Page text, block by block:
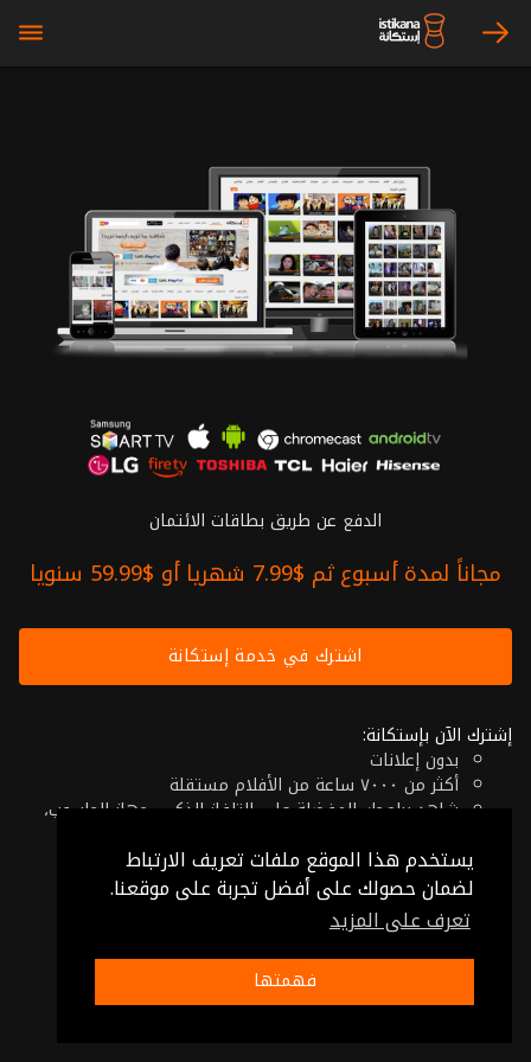
يستخدم هذا الموقع ملفات تعريف الارتباط
لضمان حصولك على أفضل تجربة على موقعنا.
تعرف على المزيد
فهمتها
arrow_right
bars
الدفع عن طريق بطاقات الائتمان
مجاناً لمدة أسبوع ثم $7.99 شهريا أو $59.99 سنويا
اشترك في خدمة إستكانة
إشترك الآن بإستكانة:
بدون إعلانات
أكثر من ٧٠٠٠ ساعة من الأفلام مستقلة
شاهد برامجك المفضلة على التلفاز الذكي، جهاز الحاسوب،
إلغاء في أي وقت
فقط $7.99 شهريا أو $59.99 سنويا
شروط الإستخدام-